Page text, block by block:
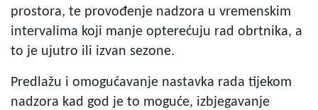
prostora, te provođenje nadzora u vremenskim
intervalima koji manje opterećuju rad obrtnika, a
to je ujutro ili izvan sezone.
Predlažu i omogućavanje nastavka rada tijekom
nadzora kad god je to moguće, izbjegavanje